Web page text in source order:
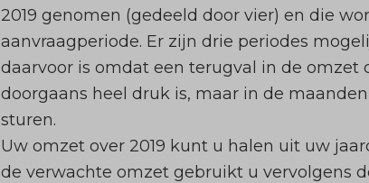
2019 genomen (gedeeld door vier) en die
aanvraagperiode. Er zijn drie periodes
daarvoor is omdat een terugval in de
doorgaans heel druk is, maar in de
sturen.
Uw omzet over 2019 kunt u halen uit uw
de verwachte omzet gebruikt u vervolgens